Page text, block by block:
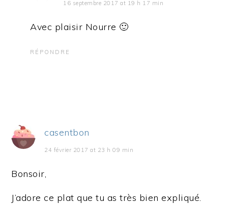
16 septembre 2017 at 19 h 17 min
Avec plaisir Nourre 🙂
RÉPONDRE
casentbon
24 février 2017 at 23 h 09 min
Bonsoir,
J’adore ce plat que tu as très bien expliqué.